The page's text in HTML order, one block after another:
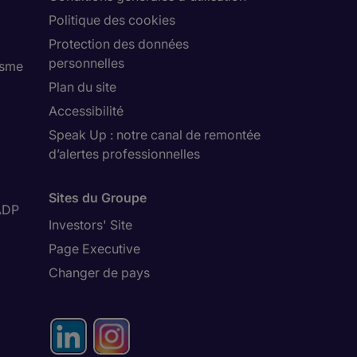
Politique des cookies
Protection des données
personnelles
Plan du site
Accessibilité
Speak Up : notre canal de remontée
d’alertes professionnelles
Sites du Groupe
Investors' Site
Page Executive
Changer de pays